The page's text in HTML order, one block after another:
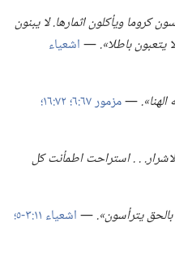
كروما ويأكلون اثمارها.‏ لا يبنون
باطلا».‏‏—‏اشعياء
‏—‏مزمور ٦٧:‏٦؛‏
.‏ .‏ استراحت اطمأنت كل
يترأسون».‏‏—‏اشعياء ١١:‏٣-‏٥؛‏